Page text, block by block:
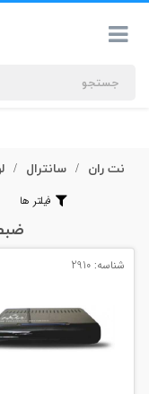
جستجوهای
بیشترین
#کابل شبکه
نت ران / سانترال /
فیلتر ها
شناسه: 2910